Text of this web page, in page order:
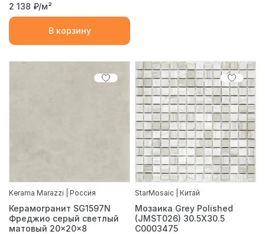
2 138 ₽/м²
В корзину
Kerama Marazzi | Россия
Керамогранит SG1597N
Фреджио серый светлый
матовый 20x20x8
StarMosaic | Китай
Мозаика Grey Polished
(JMST026) 30.5X30.5
С0003475